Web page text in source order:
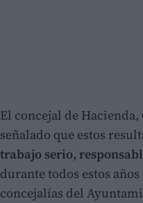
El concejal de Hacienda,
señalado que estos
trabajo serio,
durante todos estos
concejalías del